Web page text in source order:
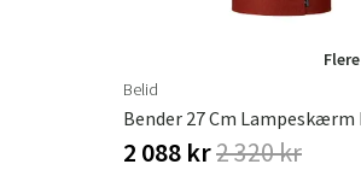
Belid
2 088 kr2 320 kr